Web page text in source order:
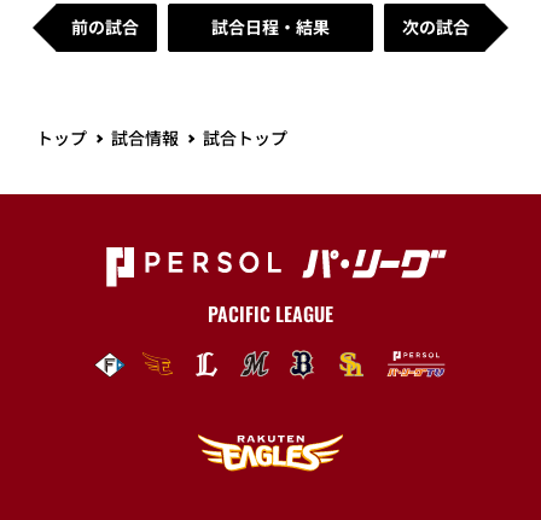
前の試合 試合日程・結果 次の試合
トップ 試合情報 試合トップ
PACIFIC LEAGUE